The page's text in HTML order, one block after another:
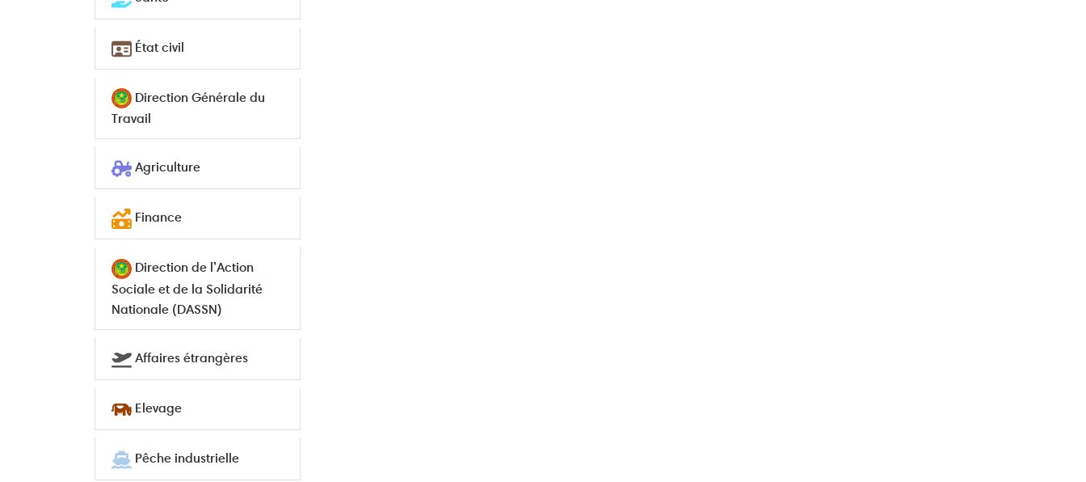
État civil
Direction Générale du
Travail
Agriculture
Finance
Direction de l’Action
Sociale et de la Solidarité
Nationale (DASSN)
Affaires étrangères
Elevage
Pêche industrielle